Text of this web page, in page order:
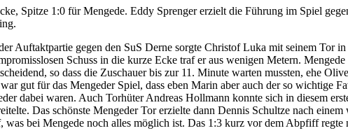
Spitze 1:0 für Mengede. Eddy Sprenger erzielt die Führung im Spiel
Auftaktpartie gegen den SuS Derne sorgte Christof Luka mit seinem Tor
Schuss in die kurze Ecke traf er aus wenigen Metern.
so dass die Zuschauer bis zur 11. Minute warten mussten, ehe
gut für das Mengeder Spiel, dass eben Marin aber auch der so wichtige
dabei waren. Auch Torhüter Andreas Hollmann konnte sich in diesem
Das schönste Mengeder Tor erzielte dann Dennis Schultze nach
was bei Mengede noch alles möglich ist. Das 1:3 kurz vor dem Abpfiff regte